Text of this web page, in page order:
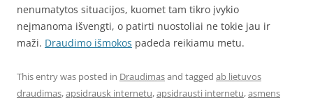
nenumatytos situacijos, kuomet tam tikro įvykio
neįmanoma išvengti, o patirti nuostoliai ne tokie jau ir
maži. Draudimo išmokos padeda reikiamu metu.
This entry was posted in Draudimasand tagged ab lietuvos
draudimas,apsidrausk internetu,apsidrausti internetu,asmens